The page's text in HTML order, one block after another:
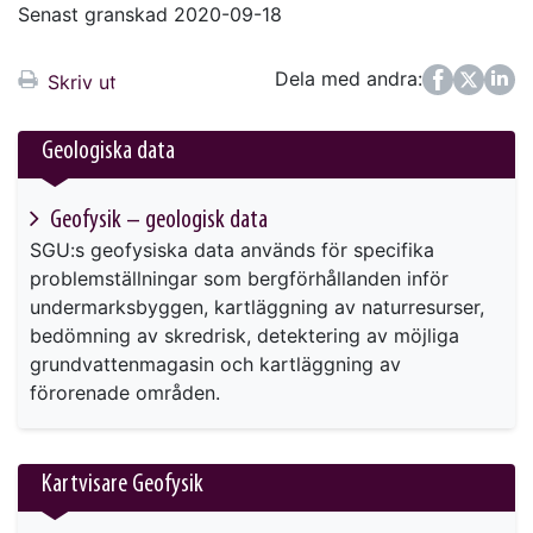
Senast granskad 2020-09-18
Skriv ut Dela med andra:
FacebookTwitter
LinkedIn
Geologiska data
Geofysik – geologisk data
SGU:s geofysiska data används för specifika
problemställningar som bergförhållanden inför
undermarksbyggen, kartläggning av naturresurser,
bedömning av skredrisk, detektering av möjliga
grundvattenmagasin och kartläggning av
förorenade områden.
Kartvisare Geofysik